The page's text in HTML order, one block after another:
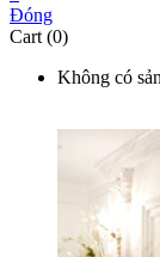
Đóng
Cart (0)
Không có